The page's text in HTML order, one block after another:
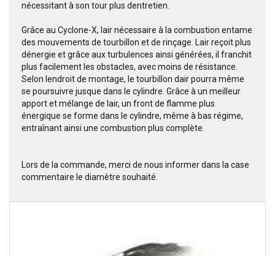
nécessitant à son tour plus dentretien.
Grâce au Cyclone-X, lair nécessaire à la combustion entame
des mouvements de tourbillon et de rinçage. Lair reçoit plus
dénergie et grâce aux turbulences ainsi générées, il franchit
plus facilement les obstacles, avec moins de résistance.
Selon lendroit de montage, le tourbillon dair pourra même
se poursuivre jusque dans le cylindre. Grâce à un meilleur
apport et mélange de lair, un front de flamme plus
énergique se forme dans le cylindre, même à bas régime,
entraînant ainsi une combustion plus complète.
Lors de la commande, merci de nous informer dans la case
commentaire le diamètre souhaité.